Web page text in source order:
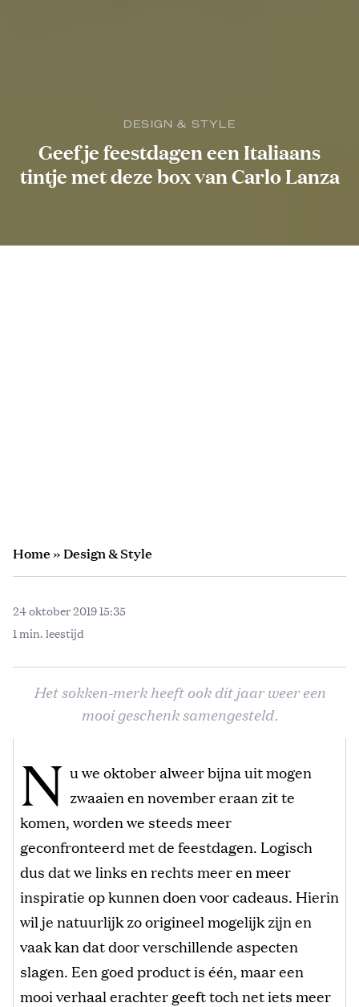
DESIGN & STYLE
Geef je feestdagen een Italiaans
tintje met deze box van Carlo Lanza
Home»Design & Style
24 oktober 2019 15:35
1 min. leestijd
Het sokken-merk heeft ook dit jaar weer een
mooi geschenk samengesteld.
N u we oktober alweer bijna uit mogen
zwaaien en november eraan zit te
komen, worden we steeds meer
geconfronteerd met de feestdagen. Logisch
dus dat we links en rechts meer en meer
inspiratie op kunnen doen voor cadeaus. Hierin
wil je natuurlijk zo origineel mogelijk zijn en
vaak kan dat door verschillende aspecten
slagen. Een goed product is één, maar een
mooi verhaal erachter geeft toch net iets meer